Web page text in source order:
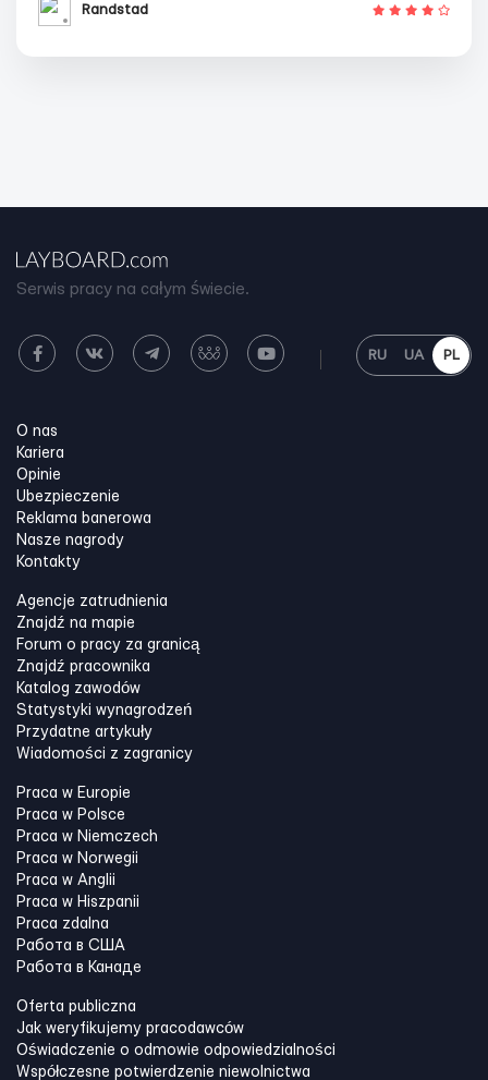
Randstad
Serwis pracy na całym świecie.
RU UA PL
O nas
Kariera
Opinie
Ubezpieczenie
Reklama banerowa
Nasze nagrody
Kontakty
Agencje zatrudnienia
Znajdź na mapie
Forum o pracy za granicą
Znajdź pracownika
Katalog zawodów
Statystyki wynagrodzeń
Przydatne artykuły
Wiadomości z zagranicy
Praca w Europie
Praca w Polsce
Praca w Niemczech
Praca w Norwegii
Praca w Anglii
Praca w Hiszpanii
Praca zdalna
Работа в США
Работа в Канадe
Oferta publiczna
Jak weryfikujemy pracodawców
Oświadczenie o odmowie odpowiedzialności
Współczesne potwierdzenie niewolnictwa